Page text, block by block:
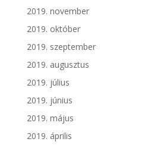
2019. november
2019. október
2019. szeptember
2019. augusztus
2019. július
2019. június
2019. május
2019. április